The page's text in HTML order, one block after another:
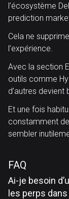
l’écosystème
prediction
Cela ne
l’expérience.
Avec la section
outils comme
d’autres devient
Et une fois
constamment
sembler
FAQ
Ai-je besoin
les perps dans